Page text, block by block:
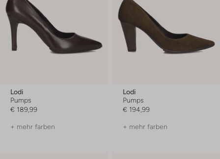
Lodi
Pumps
€ 189,99
+ mehr farben
Lodi
Pumps
€ 194,99
+ mehr farben